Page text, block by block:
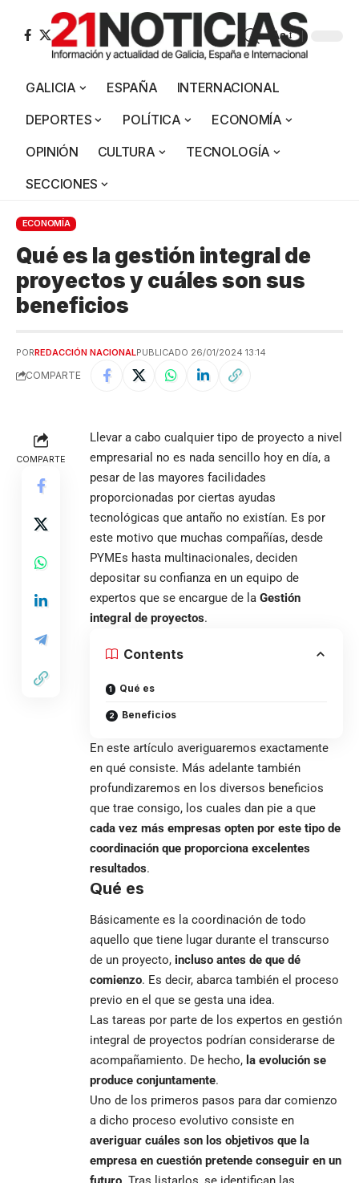
Aa
GALICIA ESPAÑA
INTERNACIONAL
DEPORTES
POLÍTICA
ECONOMÍA
OPINIÓN
CULTURA
TECNOLOGÍA
SECCIONES
ECONOMÍA
Qué es la gestión integral de
proyectos y cuáles son sus
beneficios
PORREDACCIÓN NACIONALPUBLICADO 26/01/2024 13:14
COMPARTE
COMPARTE
Llevar a cabo cualquier tipo de proyecto a nivel
empresarial no es nada sencillo hoy en día, a
pesar de las mayores facilidades
proporcionadas por ciertas ayudas
tecnológicas que antaño no existían. Es por
este motivo que muchas compañías, desde
PYMEs hasta multinacionales, deciden
depositar su confianza en un equipo de
expertos que se encargue de la Gestión
integral de proyectos.
Contents
Qué es
Beneficios
En este artículo averiguaremos exactamente
en qué consiste. Más adelante también
profundizaremos en los diversos beneficios
que trae consigo, los cuales dan pie a que
cada vez más empresas opten por este tipo de
coordinación que proporciona excelentes
resultados.
Qué es
Básicamente es la coordinación de todo
aquello que tiene lugar durante el transcurso
de un proyecto, incluso antes de que dé
comienzo. Es decir, abarca también el proceso
previo en el que se gesta una idea.
Las tareas por parte de los expertos en gestión
integral de proyectos podrían considerarse de
acompañamiento. De hecho, la evolución se
produce conjuntamente.
Uno de los primeros pasos para dar comienzo
a dicho proceso evolutivo consiste en
averiguar cuáles son los objetivos que la
empresa en cuestión pretende conseguir en un